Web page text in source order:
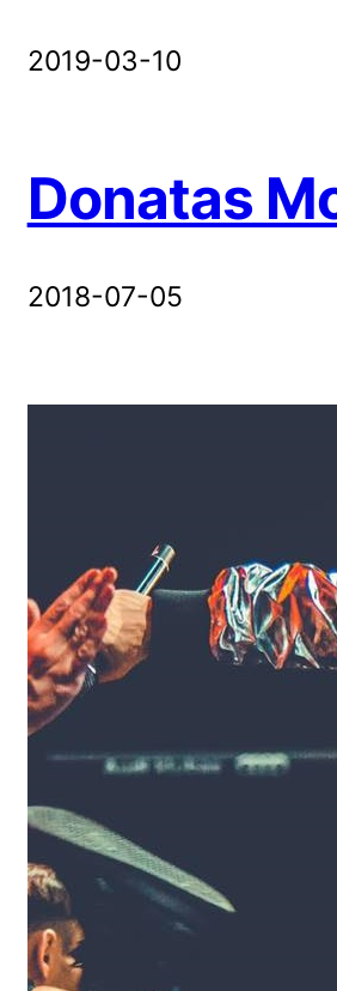
2019-03-10
Donatas
2018-07-05